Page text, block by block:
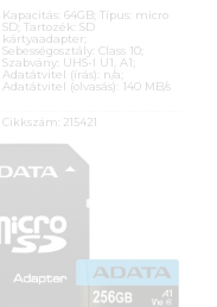
Kapacitás: 64GB; Típus: micro
SD; Tartozék: SD
kártyaadapter;
Sebességosztály: Class 10;
Szabvány: UHS-I U1, A1;
Adatátvitel (írás): n/a;
Adatátvitel (olvasás): 140 MB/s
Cikkszám: 215421
Kategória:Memóriakártyák
Gyártó:Sandisk
27%
Azonosító:45443
13 490